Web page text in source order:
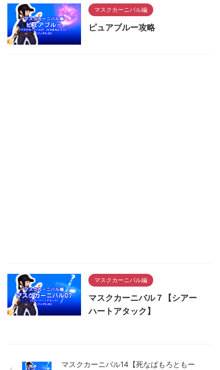
マスクカーニバル編
ピュアブルー攻略
マスクカーニバル編
マスクカーニバル７【シアー
ハートアタック】
マスクカーニバル14【死なばもろともー